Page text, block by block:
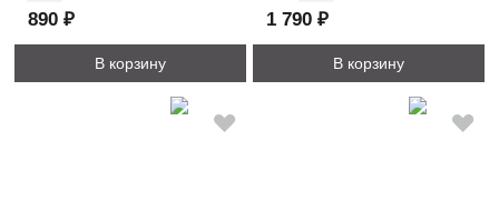
890 ₽
В корзину
1 790 ₽
В корзину